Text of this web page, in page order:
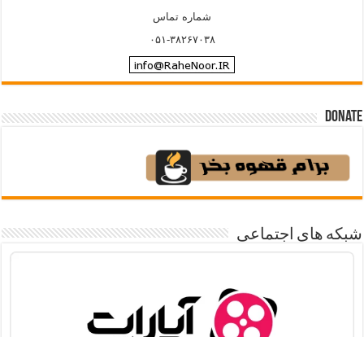
شماره تماس
۰۵۱-۳۸۲۶۷۰۳۸
Donate
شبکه های اجتماعی